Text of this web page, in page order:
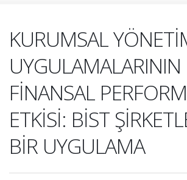
KURUMSAL
UYGULAMALARININ
FİNANSAL
ETKİSİ: BİST
BİR UYGULAMA